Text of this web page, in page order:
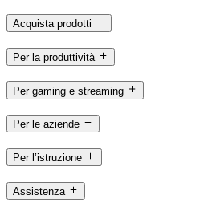
Acquista prodotti
Per la produttività
Per gaming e streaming
Per le aziende
Per l’istruzione
Assistenza